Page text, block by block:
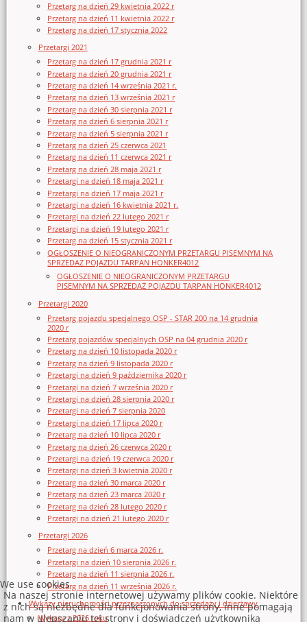
Przetarg na dzień 29 kwietnia 2022 r
Przetarg na dzień 11 kwietnia 2022 r
Przetarg na dzień 17 stycznia 2022
Przetargi 2021
Przetarg na dzień 17 grudnia 2021 r
Przetarg na dzień 20 grudnia 2021 r
Przetarg na dzień 14 września 2021 r.
Przetarg na dzień 13 września 2021 r
Przetarg na dzień 30 sierpnia 2021 r
Przetarg na dzień 6 sierpnia 2021 r
Przetarg na dzień 5 sierpnia 2021 r
Przetarg na dzień 25 czerwca 2021
Przetarg na dzień 11 czerwca 2021 r
Przetarg na dzień 28 maja 2021 r
Przetargi na dzień 18 maja 2021 r
Przetargi na dzień 17 maja 2021 r
Przetargi na dzień 16 kwietnia 2021 r.
Przetargi na dzień 22 lutego 2021 r
Przetargi na dzień 19 lutego 2021 r
Przetarg na dzień 15 stycznia 2021 r
OGŁOSZENIE O NIEOGRANICZONYM PRZETARGU PISEMNYM NA
SPRZEDAŻ POJAZDU TARPAN HONKER4012
OGŁOSZENIE O NIEOGRANICZONYM PRZETARGU
PISEMNYM NA SPRZEDAŻ POJAZDU TARPAN HONKER4012
Przetargi 2020
Przetarg pojazdu specjalnego OSP - STAR 200 na 14 grudnia
2020 r
Przetarg pojazdów specjalnych OSP na 04 grudnia 2020 r
Przetarg na dzień 10 listopada 2020 r
Przetarg na dzień 9 listopada 2020 r
Przetargi na dzień 9 października 2020 r
Przetargi na dzień 7 września 2020 r
Przetargi na dzień 28 sierpnia 2020 r
Przetargi na dzień 7 sierpnia 2020
Przetargi na dzień 17 lipca 2020 r
Przetarg na dzień 10 lipca 2020 r
Przetarg na dzień 26 czerwca 2020 r
Przetargi na dzień 19 czerwca 2020 r
Przetargi na dzień 3 kwietnia 2020 r
Przetarg na dzień 30 marca 2020 r
Przetarg na dzień 23 marca 2020 r
Przetarg na dzień 28 lutego 2020 r
Przetargi na dzień 21 lutego 2020 r
Przetargi 2026
Przetarg na dzień 6 marca 2026 r.
Przetargi na dzień 10 sierpnia 2026 r.
Przetarg na dzień 11 sierpnia 2026 r.
Przetarg na dzień 11 września 2026 r.
Wykazy nieruchomości przeznaczonych do sprzedaży i dzierżawy
Wykazy z 2026 roku
We use cookies
Na naszej stronie internetowej używamy plików cookie. Niektóre
z nich są niezbędne dla funkcjonowania strony, inne pomagają
nam w ulepszaniu tej strony i doświadczeń użytkownika